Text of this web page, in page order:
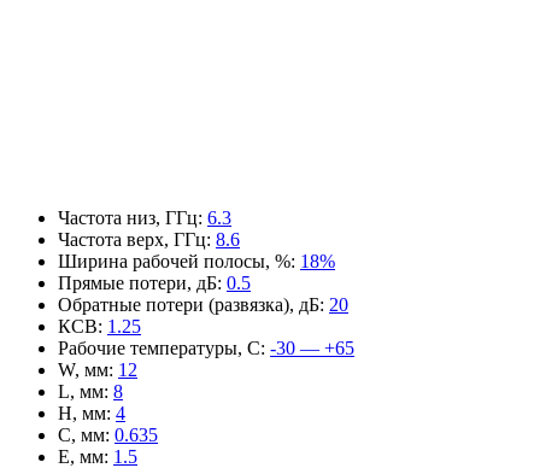
Частота низ, ГГц: 6.3
Частота верх, ГГц: 8.6
Ширина рабочей полосы, %: 18%
Прямые потери, дБ: 0.5
Обратные потери (развязка), дБ: 20
КСВ: 1.25
Рабочие температуры, С: -30 — +65
W, мм: 12
L, мм: 8
H, мм: 4
C, мм: 0.635
E, мм: 1.5